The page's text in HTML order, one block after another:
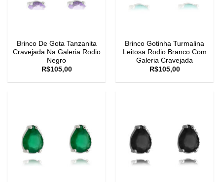
Brinco De Gota Tanzanita
Cravejada Na Galeria Rodio
Negro
R$105,00
Brinco Gotinha Turmalina
Leitosa Rodio Branco Com
Galeria Cravejada
R$105,00